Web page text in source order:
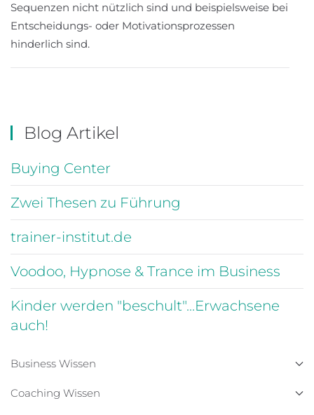
Sequenzen nicht nützlich sind und beispielsweise bei
Entscheidungs- oder Motivationsprozessen
hinderlich sind.
Blog Artikel
Buying Center
Zwei Thesen zu Führung
trainer-institut.de
Voodoo, Hypnose & Trance im Business
Kinder werden "beschult"...Erwachsene
auch!
Business Wissen
Coaching Wissen